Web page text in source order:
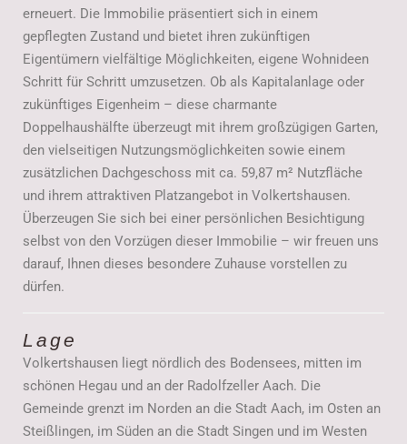
erneuert. Die Immobilie präsentiert sich in einem
gepflegten Zustand und bietet ihren zukünftigen
Eigentümern vielfältige Möglichkeiten, eigene Wohnideen
Schritt für Schritt umzusetzen. Ob als Kapitalanlage oder
zukünftiges Eigenheim – diese charmante
Doppelhaushälfte überzeugt mit ihrem großzügigen Garten,
den vielseitigen Nutzungsmöglichkeiten sowie einem
zusätzlichen Dachgeschoss mit ca. 59,87 m² Nutzfläche
und ihrem attraktiven Platzangebot in Volkertshausen.
Überzeugen Sie sich bei einer persönlichen Besichtigung
selbst von den Vorzügen dieser Immobilie – wir freuen uns
darauf, Ihnen dieses besondere Zuhause vorstellen zu
dürfen.
Lage
Volkertshausen liegt nördlich des Bodensees, mitten im
schönen Hegau und an der Radolfzeller Aach. Die
Gemeinde grenzt im Norden an die Stadt Aach, im Osten an
Steißlingen, im Süden an die Stadt Singen und im Westen